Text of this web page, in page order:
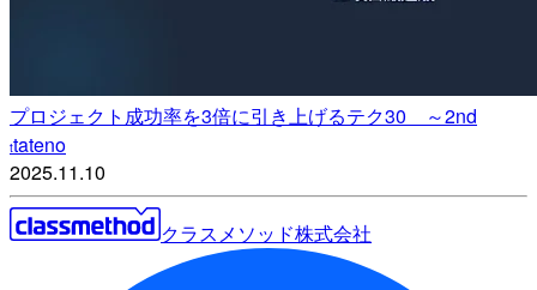
プロジェクト成功率を3倍に引き上げるテク30 ～2nd
ttateno
2025.11.10
クラスメソッド株式会社